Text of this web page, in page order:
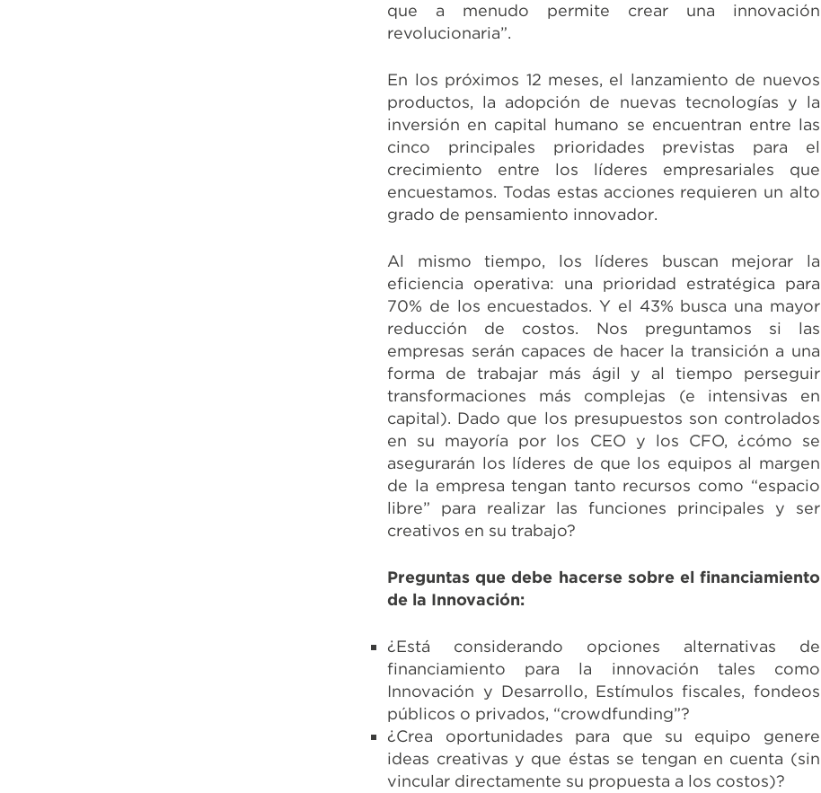
que a menudo permite crear una innovación
revolucionaria”.
En los próximos 12 meses, el lanzamiento de nuevos
productos, la adopción de nuevas tecnologías y la
inversión en capital humano se encuentran entre las
cinco principales prioridades previstas para el
crecimiento entre los líderes empresariales que
encuestamos. Todas estas acciones requieren un alto
grado de pensamiento innovador.
Al mismo tiempo, los líderes buscan mejorar la
eficiencia operativa: una prioridad estratégica para
70% de los encuestados. Y el 43% busca una mayor
reducción de costos. Nos preguntamos si las
empresas serán capaces de hacer la transición a una
forma de trabajar más ágil y al tiempo perseguir
transformaciones más complejas (e intensivas en
capital). Dado que los presupuestos son controlados
en su mayoría por los CEO y los CFO, ¿cómo se
asegurarán los líderes de que los equipos al margen
de la empresa tengan tanto recursos como “espacio
libre” para realizar las funciones principales y ser
creativos en su trabajo?
Preguntas que debe hacerse sobre el financiamiento
de la Innovación:
¿Está considerando opciones alternativas de
financiamiento para la innovación tales como
Innovación y Desarrollo, Estímulos fiscales, fondeos
públicos o privados, “crowdfunding”?
¿Crea oportunidades para que su equipo genere
ideas creativas y que éstas se tengan en cuenta (sin
vincular directamente su propuesta a los costos)?